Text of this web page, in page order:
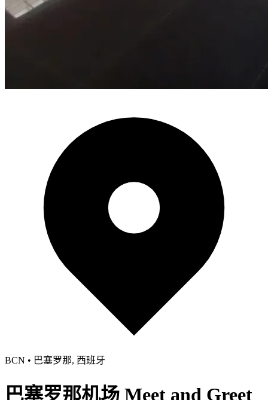
BCN • 巴塞罗那, 西班牙
巴塞罗那机场 Meet and Greet